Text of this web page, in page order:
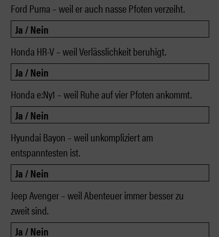
Ford Puma – weil er auch nasse Pfoten verzeiht.
Honda HR-V – weil Verlässlichkeit beruhigt.
Honda e:Ny1 – weil Ruhe auf vier Pfoten ankommt.
Hyundai Bayon – weil unkompliziert am
entspanntesten ist.
Jeep Avenger – weil Abenteuer immer besser zu
zweit sind.